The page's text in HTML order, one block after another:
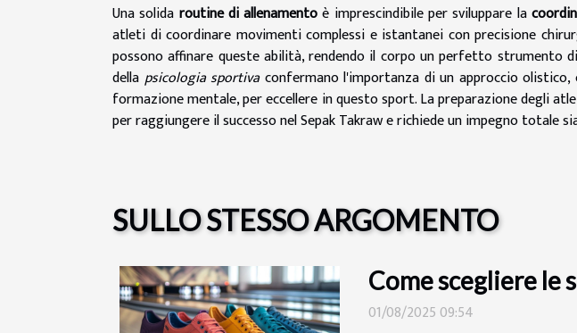
Una solida routine di allenamentoè imprescindibile per sviluppare la
atleti di coordinare movimenti complessi e istantanei con precisione
possono affinare queste abilità, rendendo il corpo un perfetto strumento
della psicologia sportivaconfermano l'importanza di un approccio
formazione mentale, per eccellere in questo sport. La preparazione degli
per raggiungere il successo nel Sepak Takraw e richiede un impegno totale
SULLO STESSO ARGOMENTO
Come scegliere le
01/08/2025 09:54